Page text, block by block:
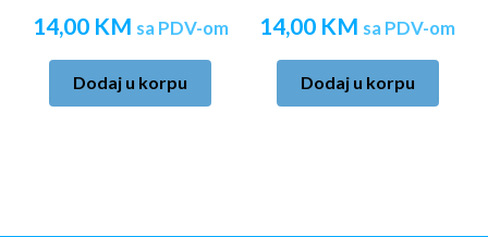
14,00 KM sa PDV-om
Dodaj u korpu
14,00 KM sa PDV-om
Dodaj u korpu